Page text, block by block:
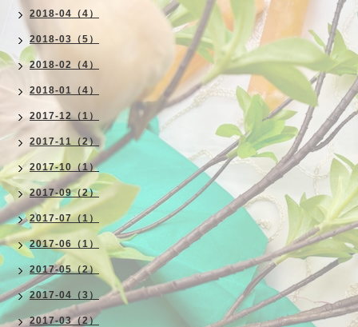
2018-04（4）
2018-03（5）
2018-02（4）
2018-01（4）
2017-12（1）
2017-11（2）
2017-10（1）
2017-09（2）
2017-07（1）
2017-06（1）
2017-05（2）
2017-04（3）
2017-03（2）